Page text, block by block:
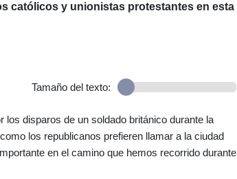
católicos y unionistas protestantes en esta
Tamaño del texto:
disparos de un soldado británico durante la
los republicanos prefieren llamar a la ciudad
en el camino que hemos recorrido durante